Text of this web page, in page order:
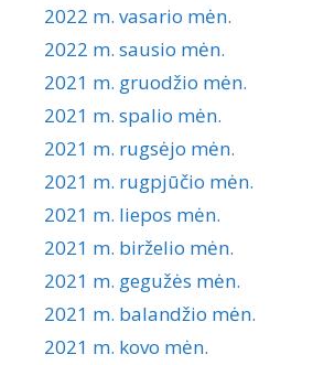
2022 m. vasario mėn.
2022 m. sausio mėn.
2021 m. gruodžio mėn.
2021 m. spalio mėn.
2021 m. rugsėjo mėn.
2021 m. rugpjūčio mėn.
2021 m. liepos mėn.
2021 m. birželio mėn.
2021 m. gegužės mėn.
2021 m. balandžio mėn.
2021 m. kovo mėn.